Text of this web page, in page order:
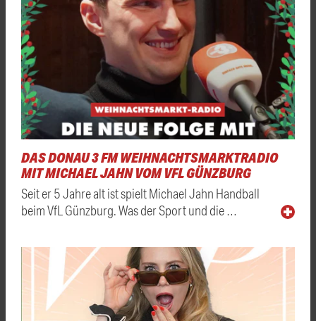
DAS DONAU 3 FM WEIHNACHTSMARKTRADIO
MIT MICHAEL JAHN VOM VFL GÜNZBURG
Seit er 5 Jahre alt ist spielt Michael Jahn Handball
beim VfL Günzburg. Was der Sport und die …